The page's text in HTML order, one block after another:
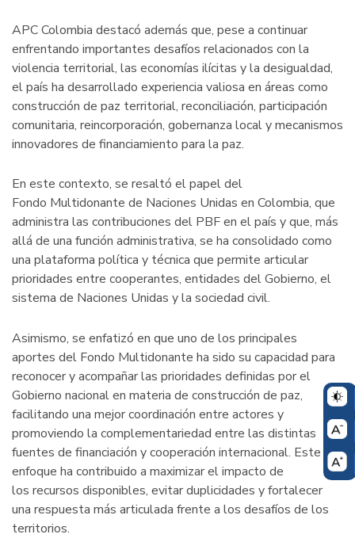
APC Colombia destacó además que, pese a continuar
enfrentando importantes desafíos relacionados con la
violencia territorial, las economías ilícitas y la desigualdad,
el país ha desarrollado experiencia valiosa en áreas como
construcción de paz territorial, reconciliación, participación
comunitaria, reincorporación, gobernanza local y mecanismos
innovadores de financiamiento para la paz.
En este contexto, se resaltó el papel del
Fondo Multidonante de Naciones Unidas en Colombia, que
administra las contribuciones del PBF en el país y que, más
allá de una función administrativa, se ha consolidado como
una plataforma política y técnica que permite articular
prioridades entre cooperantes, entidades del Gobierno, el
sistema de Naciones Unidas y la sociedad civil.
Asimismo, se enfatizó en que uno de los principales
aportes del Fondo Multidonante ha sido su capacidad para
reconocer y acompañar las prioridades definidas por el
Gobierno nacional en materia de construcción de paz,
facilitando una mejor coordinación entre actores y
promoviendo la complementariedad entre las distintas
fuentes de financiación y cooperación internacional. Este
enfoque ha contribuido a maximizar el impacto de
los recursos disponibles, evitar duplicidades y fortalecer
una respuesta más articulada frente a los desafíos de los
territorios.